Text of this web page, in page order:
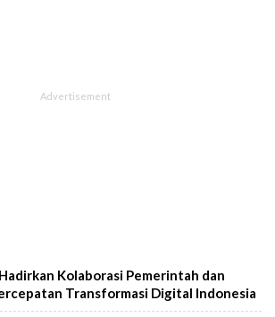
Kolaborasi Pemerintah dan
Transformasi Digital Indonesia